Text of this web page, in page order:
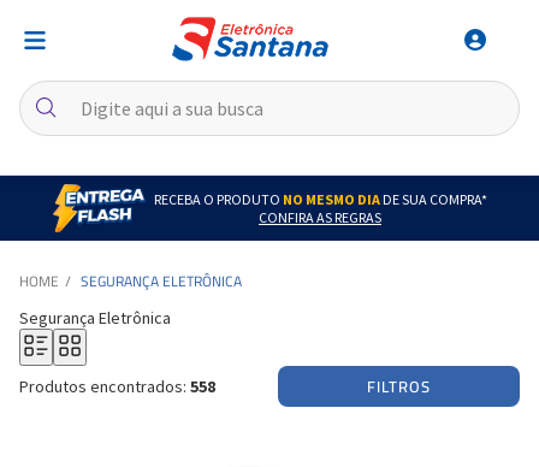
RECEBA O PRODUTO NO MESMO DIADE SUA COMPRA*
CONFIRA AS REGRAS
SEGURANÇA ELETRÔNICA
Segurança Eletrônica
Produtos encontrados: 558 FILTROS